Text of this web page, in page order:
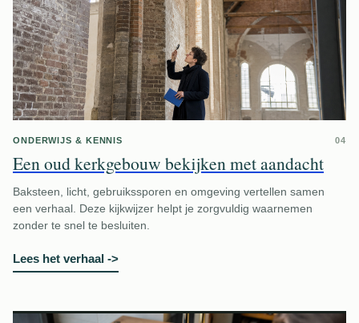
ONDERWIJS & KENNIS 04
Een oud kerkgebouw bekijken met aandacht
Baksteen, licht, gebruikssporen en omgeving vertellen samen
een verhaal. Deze kijkwijzer helpt je zorgvuldig waarnemen
zonder te snel te besluiten.
Lees het verhaal ->